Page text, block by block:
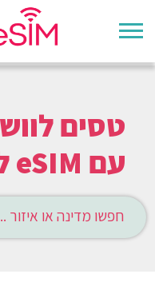
עם eSIM לארצות הברית